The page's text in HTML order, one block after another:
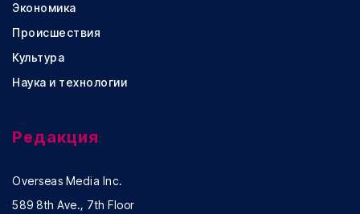
Экономика
Происшествия
Культура
Наука и технологии
Редакция
Overseas Media Inc.
589 8th Ave., 7th Floor